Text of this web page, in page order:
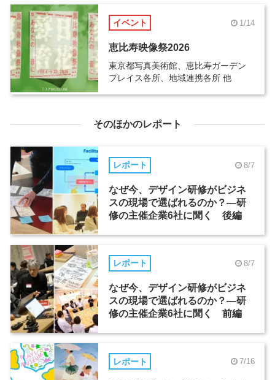
イベント 1/14
恵比寿映像祭2026
東京都写真美術館、恵比寿ガーデン
プレイス各所、地域連携各所 他
そのほかのレポート
レポート 8/7
なぜ今、デザイン研修がビジネ
スの現場で選ばれるのか？―研
修の主催企業6社に聞く 後編
レポート 8/7
なぜ今、デザイン研修がビジネ
スの現場で選ばれるのか？―研
修の主催企業6社に聞く 前編
レポート 7/16